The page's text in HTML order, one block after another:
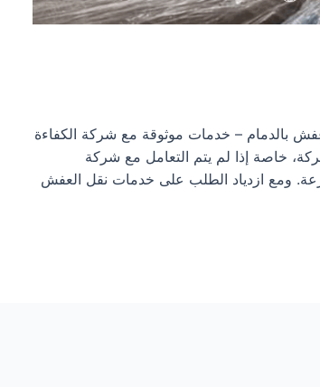
بالدمام – خدمات موثوقة مع شركة الكفاءة
خاصة إذا لم يتم التعامل مع شركة
ومع ازدياد الطلب على خدمات نقل العفش